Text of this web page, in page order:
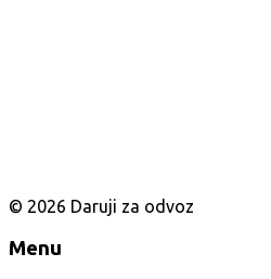
© 2026 Daruji za odvoz
Menu